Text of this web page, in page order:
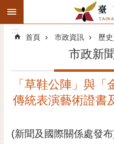
跳到主要內容區塊
搜
階
精彩府城
市府團隊
:::
:::
首頁 市政資訊 歷
市政新
「草鞋公陣」與
傳統表演藝術證書
(新聞及國際關係處發